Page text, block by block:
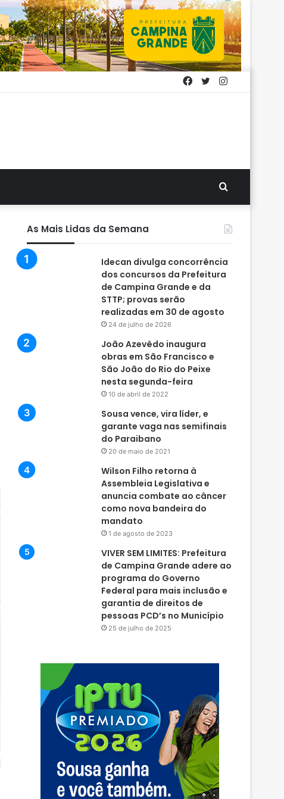
Twitter
Facebook
Procurar
por
As Mais Lidas da Semana
Idecan divulga concorrência
dos concursos da Prefeitura
de Campina Grande e da
STTP; provas serão
realizadas em 30 de agosto
24 de julho de 2026
João Azevêdo inaugura
obras em São Francisco e
São João do Rio do Peixe
nesta segunda-feira
10 de abril de 2022
Sousa vence, vira líder, e
garante vaga nas semifinais
do Paraibano
20 de maio de 2021
Wilson Filho retorna à
Assembleia Legislativa e
anuncia combate ao câncer
como nova bandeira do
mandato
1 de agosto de 2023
VIVER SEM LIMITES: Prefeitura
de Campina Grande adere ao
programa do Governo
Federal para mais inclusão e
garantia de direitos de
pessoas PCD’s no Município
25 de julho de 2025